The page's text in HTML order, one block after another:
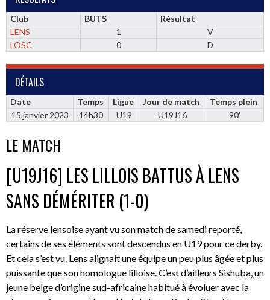
Club BUTS
Résultat
LENS
1
V
LOSC
0 D
DÉTAILS
Date Temps Ligue Jour de match
Temps plein
15 janvier 2023
14h30 U19 U19J16 90'
LE MATCH
[U19J16] LES LILLOIS BATTUS À LENS
SANS DÉMÉRITER (1-0)
La réserve lensoise ayant vu son match de samedi reporté,
certains de ses éléments sont descendus en U19 pour ce derby.
Et cela s’est vu. Lens alignait une équipe un peu plus âgée et plus
puissante que son homologue lilloise. C’est d’ailleurs Sishuba, un
jeune belge d’origine sud-africaine habitué à évoluer avec la